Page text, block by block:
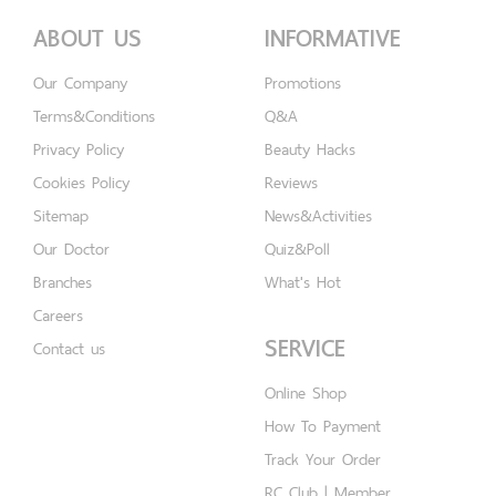
ABOUT US
Our Company
Terms&Conditions
Privacy Policy
Cookies Policy
Sitemap
Our Doctor
Branches
Careers
Contact us
INFORMATIVE
Promotions
Q&A
Beauty Hacks
Reviews
News&Activities
Quiz&Poll
What's Hot
SERVICE
Online Shop
How To Payment
Track Your Order